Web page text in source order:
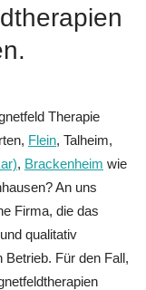
Therapie
Flein, Talheim,
, Brackenheim wie
An uns
Firma, die das
qualitativ
Für den Fall,